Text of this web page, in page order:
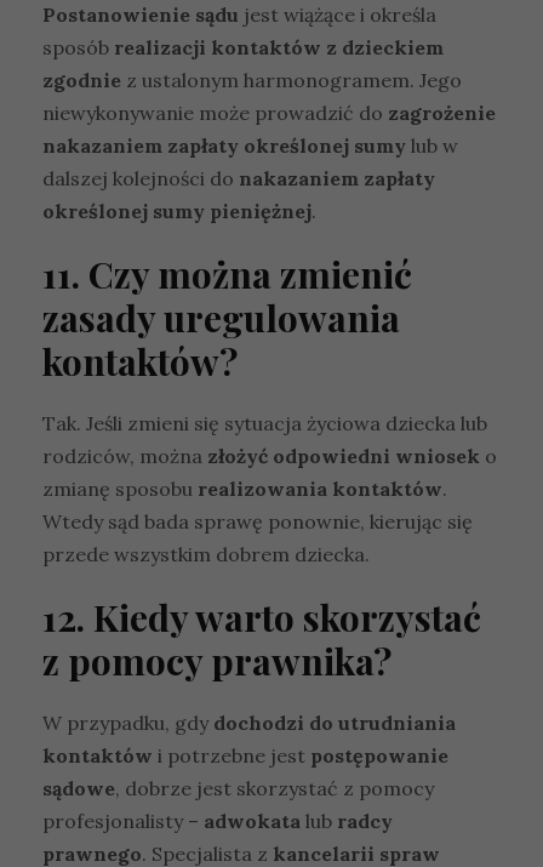
Postanowienie sądu jest wiążące i określa
sposób realizacji kontaktów z dzieckiem
zgodnie z ustalonym harmonogramem. Jego
niewykonywanie może prowadzić do zagrożenie
nakazaniem zapłaty określonej sumy lub w
dalszej kolejności do nakazaniem zapłaty
określonej sumy pieniężnej.
11. Czy można zmienić
zasady uregulowania
kontaktów?
Tak. Jeśli zmieni się sytuacja życiowa dziecka lub
rodziców, można złożyć odpowiedni wniosek o
zmianę sposobu realizowania kontaktów.
Wtedy sąd bada sprawę ponownie, kierując się
przede wszystkim dobrem dziecka.
12. Kiedy warto skorzystać
z pomocy prawnika?
W przypadku, gdy dochodzi do utrudniania
kontaktów i potrzebne jest postępowanie
sądowe, dobrze jest skorzystać z pomocy
profesjonalisty – adwokata lub radcy
prawnego. Specjalista z kancelarii spraw
u
n
k
cj
o
n
al
o
ć
s
k
u
r
ę
t
o
n
y
t
e
r
e
t